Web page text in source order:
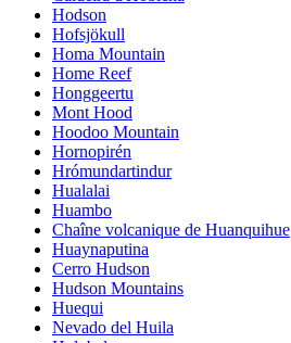
Hodson
Hofsjökull
Homa Mountain
Home Reef
Honggeertu
Mont Hood
Hoodoo Mountain
Hornopirén
Hrómundartindur
Hualalai
Huambo
Chaîne volcanique de Huanquihue
Huaynaputina
Cerro Hudson
Hudson Mountains
Huequi
Nevado del Huila